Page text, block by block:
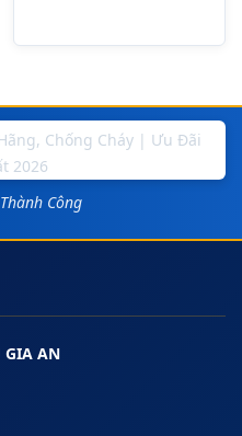
Công
GIA AN